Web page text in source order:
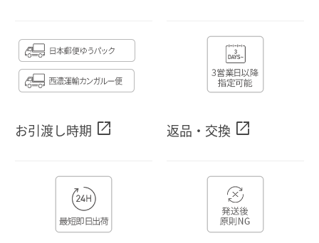
お引渡し時期 open_in_new 返品・交換 open_in_new